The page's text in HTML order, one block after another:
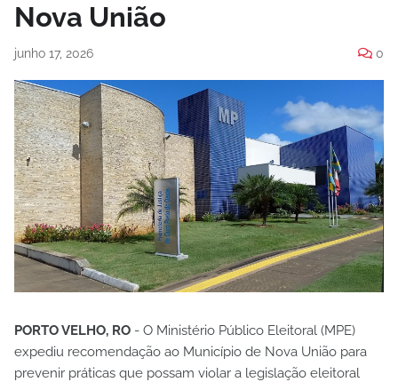
Nova União
junho 17, 2026 0
PORTO VELHO, RO - O Ministério Público Eleitoral (MPE)
expediu recomendação ao Município de Nova União para
prevenir práticas que possam violar a legislação eleitoral